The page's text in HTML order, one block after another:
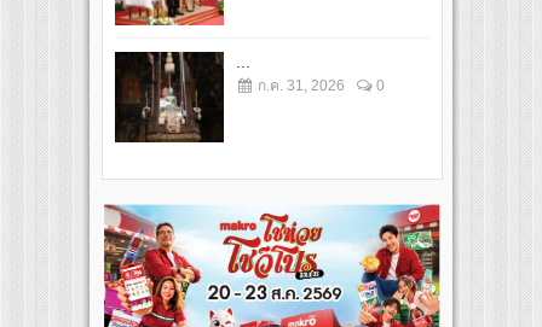
ก.ค. 31, 2026 0